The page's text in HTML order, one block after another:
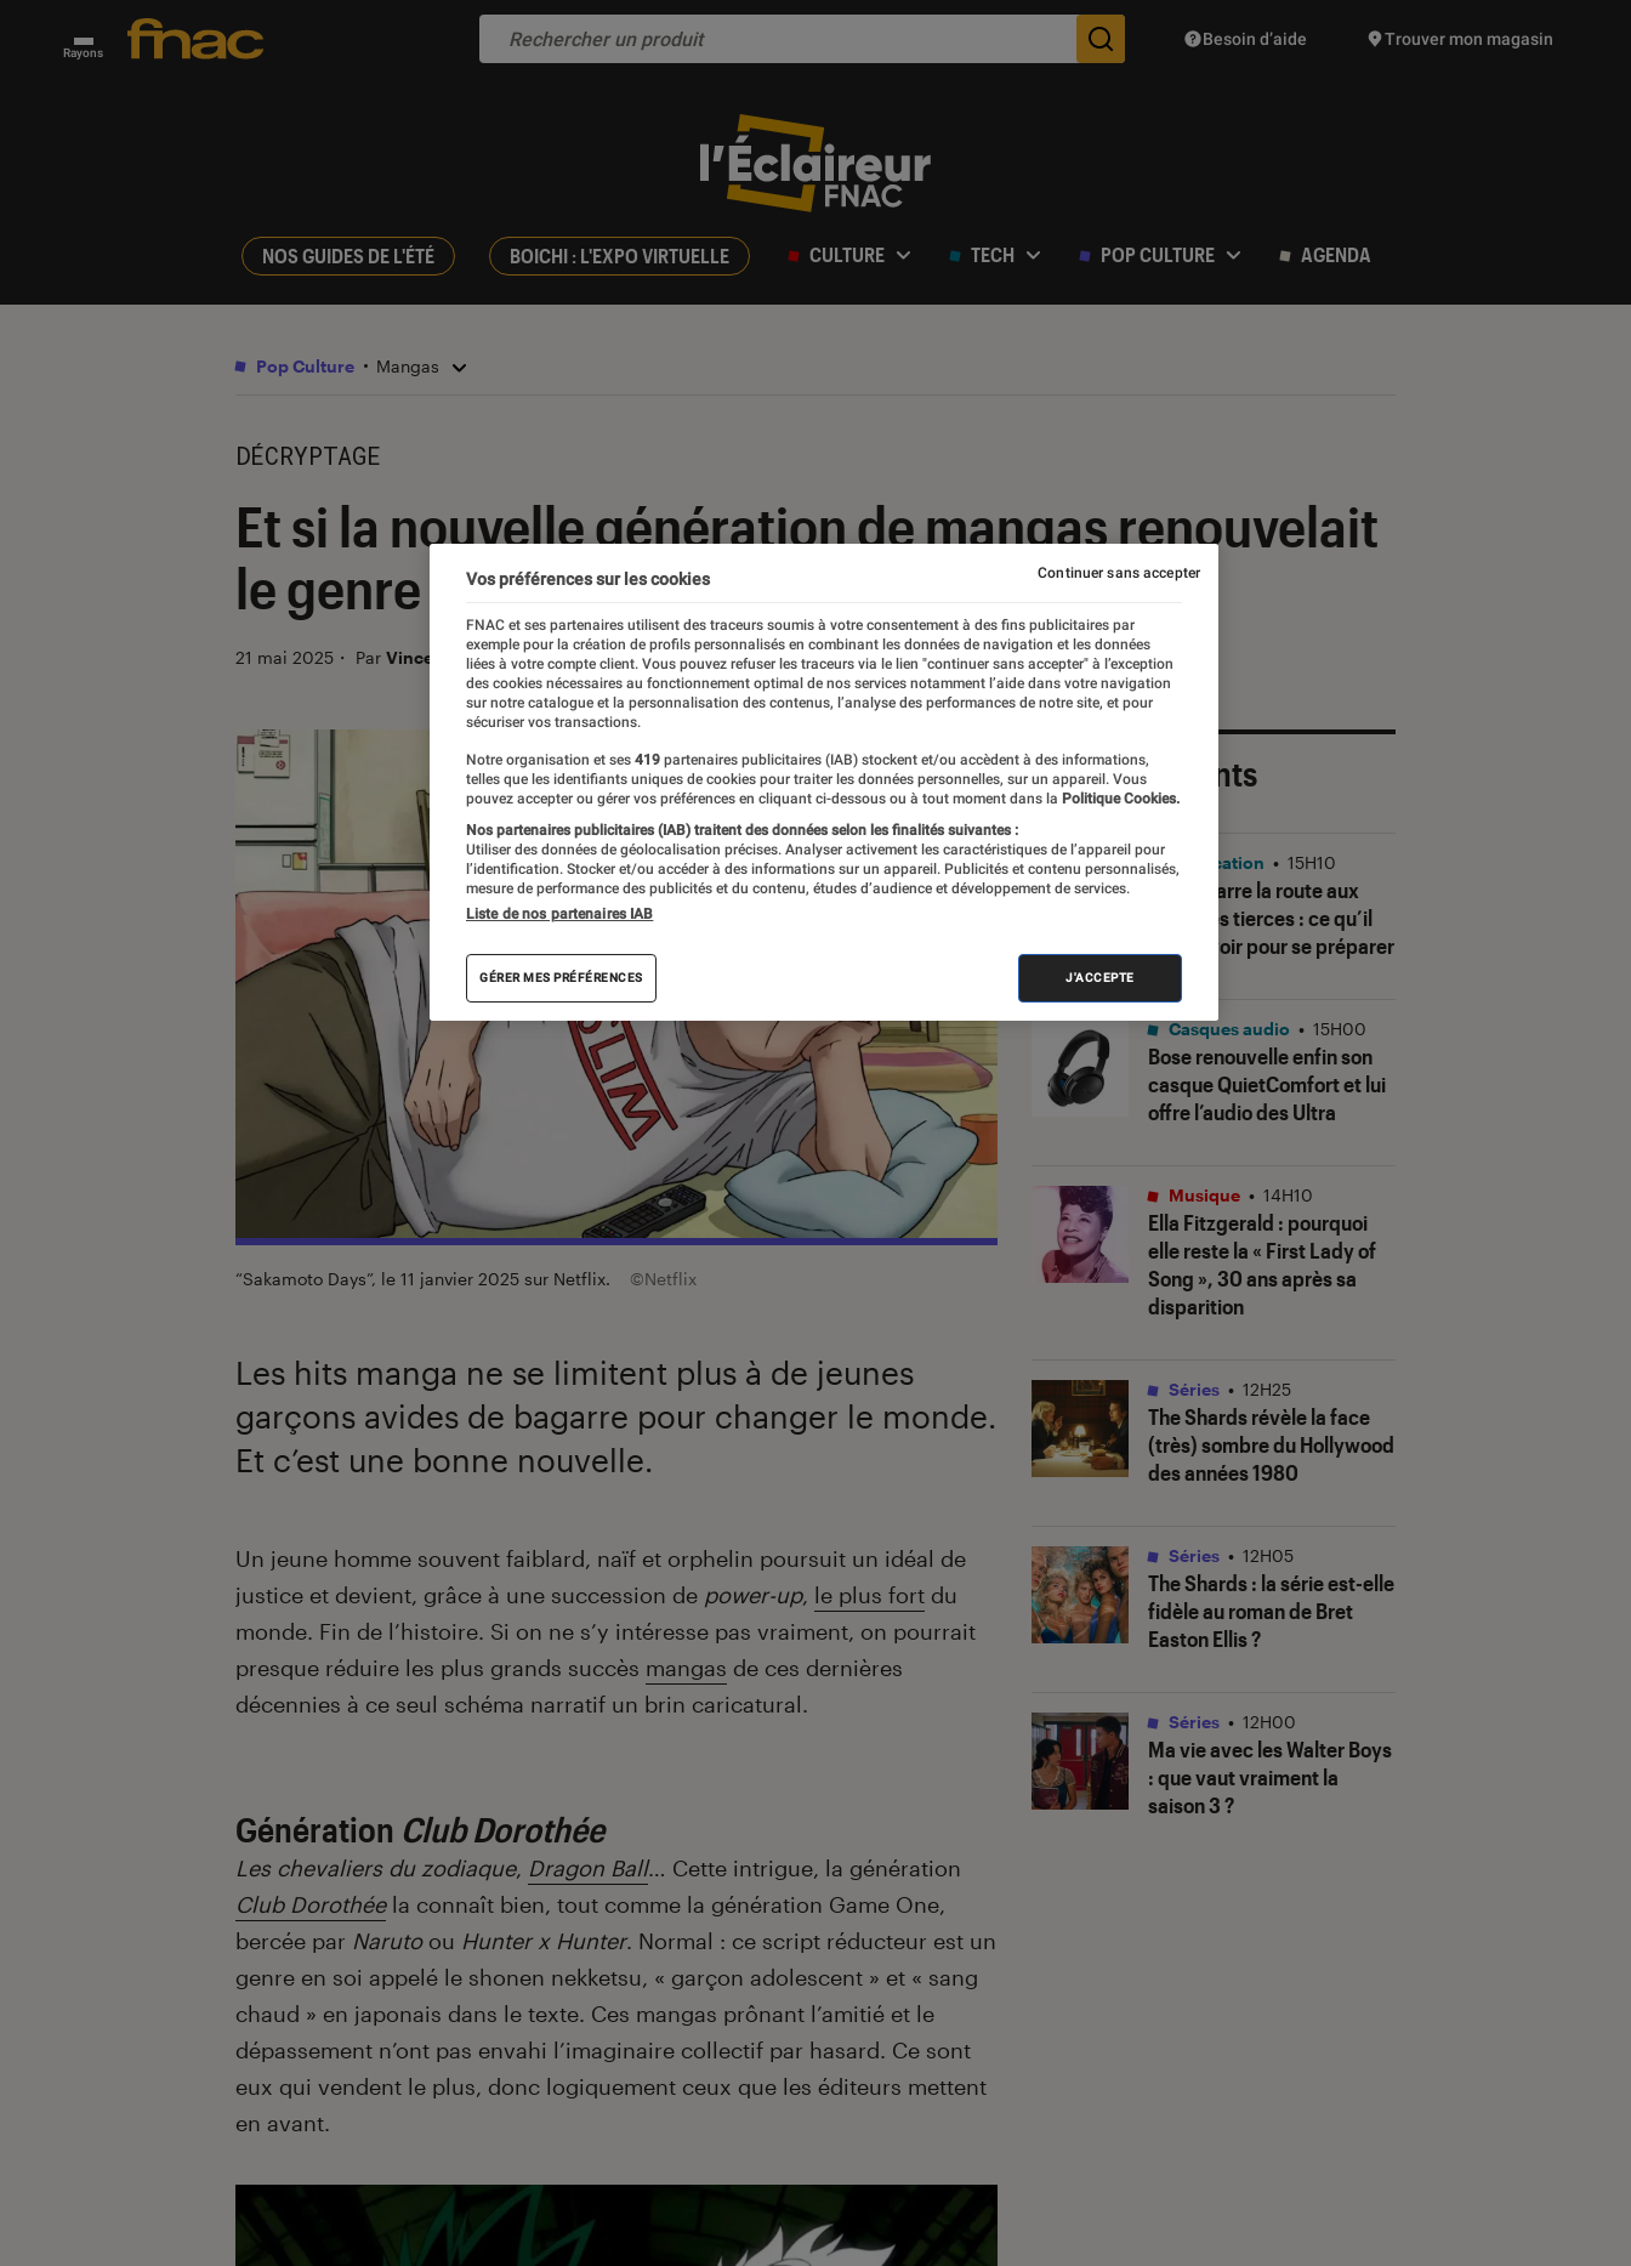
Rayons Des suggestions de produits vont vous être proposées
Besoin d’aide Trouver mon magasin
NOS GUIDES DE L'ÉTÉ BOICHI : L'EXPO VIRTUELLE CULTURE TECH POP CULTURE AGENDA
Pop Culture Mangas
DÉCRYPTAGE
Et si la nouvelle génération de mangas renouvelait
le genre ?
21 mai 2025 ・ Par Vincent Bresson
“Sakamoto Days”, le 11 janvier 2025 sur Netflix. ©Netflix
Les hits manga ne se limitent plus à de jeunes
garçons avides de bagarre pour changer le monde.
Et c’est une bonne nouvelle.
Introduction
Un jeune homme souvent faiblard, naïf et orphelin poursuit un idéal de
justice et devient, grâce à une succession de power-up, le plus fort du
monde. Fin de l’histoire. Si on ne s’y intéresse pas vraiment, on pourrait
presque réduire les plus grands succès mangas de ces dernières
décennies à ce seul schéma narratif un brin caricatural.
Génération Club Dorothée
Les chevaliers du zodiaque, Dragon Ball… Cette intrigue, la génération
Club Dorothéela connaît bien, tout comme la génération Game One,
bercée par Narutoou Hunter x Hunter. Normal : ce script réducteur est un
genre en soi appelé le shonen nekketsu, « garçon adolescent » et « sang
chaud » en japonais dans le texte. Ces mangas prônant l’amitié et le
dépassement n’ont pas envahi l’imaginaire collectif par hasard. Ce sont
eux qui vendent le plus, donc logiquement ceux que les éditeurs mettent
en avant.
Les plus récents
Gmail barre la route aux
adresses tierces : ce qu’il
faut savoir pour se préparer
Application • 15H10
Bose renouvelle enfin son
casque QuietComfort et lui
offre l’audio des Ultra
Casques audio • 15H00
Ella Fitzgerald : pourquoi
elle reste la « First Lady of
Song », 30 ans après sa
disparition
Musique • 14H10
The Shardsrévèle la face
(très) sombre du Hollywood
des années 1980
Séries • 12H25
The Shards: la série est-elle
fidèle au roman de Bret
Easton Ellis ?
Séries • 12H05
Ma vie avec les Walter Boys
: que vaut vraiment la
saison 3 ?
Séries • 12H00
Vos préférences sur les cookies
FNAC et ses partenaires utilisent des traceurs soumis à votre consentement à des fins publicitaires par
exemple pour la création de profils personnalisés en combinant les données de navigation et les données
liées à votre compte client. Vous pouvez refuser les traceurs via le lien "continuer sans accepter" à l’exception
des cookies nécessaires au fonctionnement optimal de nos services notamment l’aide dans votre navigation
sur notre catalogue et la personnalisation des contenus, l’analyse des performances de notre site, et pour
sécuriser vos transactions.
Notre organisation et ses 419 partenaires publicitaires (IAB) stockent et/ou accèdent à des informations,
telles que les identifiants uniques de cookies pour traiter les données personnelles, sur un appareil. Vous
pouvez accepter ou gérer vos préférences en cliquant ci-dessous ou à tout moment dans la Politique Cookies.
Nos partenaires publicitaires (IAB) traitent des données selon les finalités suivantes :
Utiliser des données de géolocalisation précises. Analyser activement les caractéristiques de l’appareil pour
l’identification. Stocker et/ou accéder à des informations sur un appareil. Publicités et contenu personnalisés,
mesure de performance des publicités et du contenu, études d’audience et développement de services.
Liste de nos partenaires IAB
GÉRER MES PRÉFÉRENCES J'ACCEPTE
Continuer sans accepter